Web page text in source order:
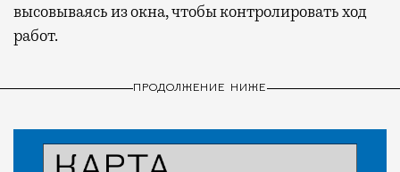
высовываясь из окна, чтобы контролировать ход
работ.
ПРОДОЛЖЕНИЕ НИЖЕ